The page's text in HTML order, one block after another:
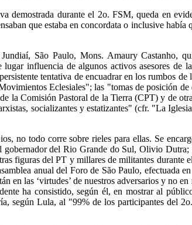
demostrada durante el 2o. FSM, queda en
que estaba en concordata o inclusive había
São Paulo, Mons. Amaury Castanho,
influencia de algunos activos asesores de
tentativa de encuadrar en los rumbos de
Eclesiales"; las "tomas de posición
Comisión Pastoral de la Tierra (CPT) y de
socializantes y estatizantes" (cfr. "La
no todo corre sobre rieles para ellas. Se
del Rio Grande do Sul, Olivio Dutra;
figuras del PT y millares de militantes durante
anual del Foro de São Paulo, efectuada
en las ‘virtudes’ de nuestros adversarios y no
ha consistido, según él, en mostrar al
según Lula, al "99% de los participantes del